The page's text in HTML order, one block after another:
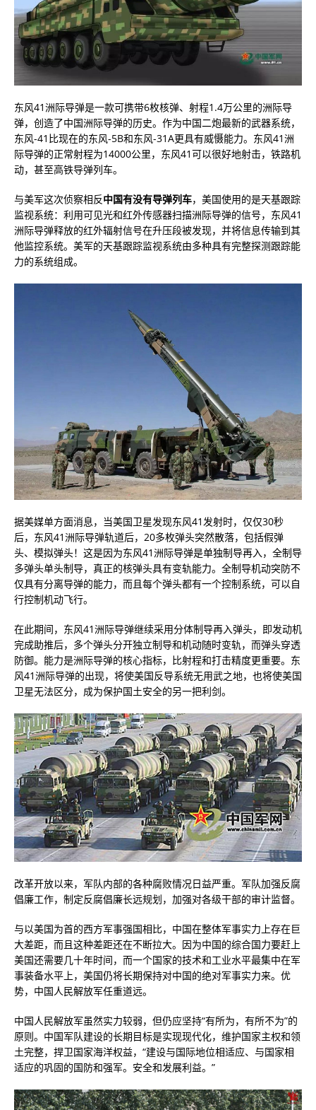
东风41洲际导弹是一款可携带6枚核弹、射程1.4万公里的洲际导
弹，创造了中国洲际导弹的历史。作为中国二炮最新的武器系统，
东风-41比现在的东风-5B和东风-31A更具有威慑能力。东风41洲
际导弹的正常射程为14000公里，东风41可以很好地射击，铁路机
动，甚至高铁导弹列车。
与美军这次侦察相反中国有没有导弹列车，美国使用的是天基跟踪
监视系统：利用可见光和红外传感器扫描洲际导弹的信号，东风41
洲际导弹释放的红外辐射信号在升压段被发现，并将信息传输到其
他监控系统。美军的天基跟踪监视系统由多种具有完整探测跟踪能
力的系统组成。
据美媒单方面消息，当美国卫星发现东风41发射时，仅仅30秒
后，东风41洲际导弹轨道后，20多枚弹头突然散落，包括假弹
头、模拟弹头！这是因为东风41洲际导弹是单独制导再入，全制导
多弹头单头制导，真正的核弹头具有变轨能力。全制导机动突防不
仅具有分离导弹的能力，而且每个弹头都有一个控制系统，可以自
行控制机动飞行。
在此期间，东风41洲际导弹继续采用分体制导再入弹头，即发动机
完成助推后，多个弹头分开独立制导和机动随时变轨，而弹头穿透
防御。能力是洲际导弹的核心指标，比射程和打击精度更重要。东
风41洲际导弹的出现，将使美国反导系统无用武之地，也将使美国
卫星无法区分，成为保护国土安全的另一把利剑。
改革开放以来，军队内部的各种腐败情况日益严重。军队加强反腐
倡廉工作，制定反腐倡廉长远规划，加强对各级干部的审计监督。
与以美国为首的西方军事强国相比，中国在整体军事实力上存在巨
大差距，而且这种差距还在不断拉大。因为中国的综合国力要赶上
美国还需要几十年时间，而一个国家的技术和工业水平最集中在军
事装备水平上，美国仍将长期保持对中国的绝对军事实力来。优
势，中国人民解放军任重道远。
中国人民解放军虽然实力较弱，但仍应坚持“有所为，有所不为”的
原则。中国军队建设的长期目标是实现现代化，维护国家主权和领
土完整，捍卫国家海洋权益，“建设与国际地位相适应、与国家相
适应的巩固的国防和强军。安全和发展利益。”